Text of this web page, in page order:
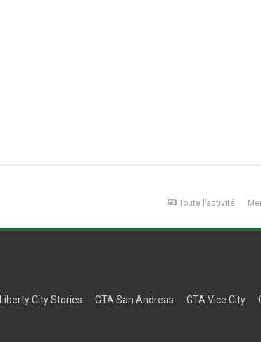
Toute l’activité
Liberty City Stories GTA San Andreas GTA Vice City